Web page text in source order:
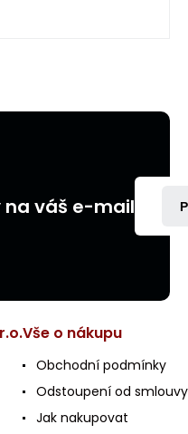
váš e-mail
Vše o nákupu
Obchodní podmínky
Odstoupení od smlouvy
Jak nakupovat